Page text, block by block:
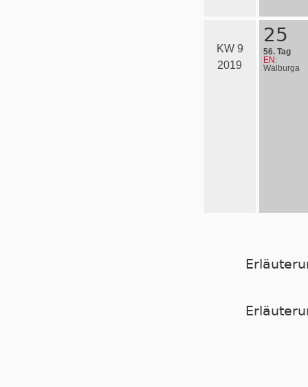
KW 9
2019
25
56. Tag
EN:
Walburga